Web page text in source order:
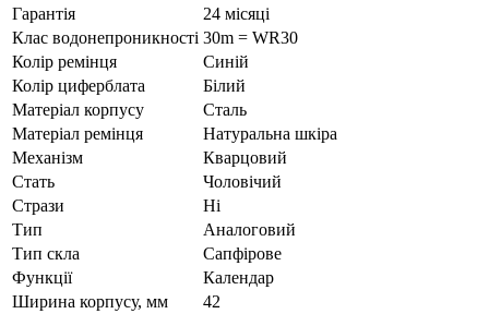
Гарантія
24 місяці
Клас водонепроникності 30m = WR30
Колір ремінця
Синій
Колір циферблата
Білий
Матеріал корпусу
Сталь
Матеріал ремінця
Натуральна шкіра
Механізм
Кварцовий
Стать
Чоловічий
Стрази
Ні
Тип
Аналоговий
Тип скла
Сапфірове
Функції
Календар
Ширина корпусу, мм
42